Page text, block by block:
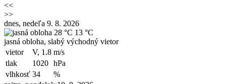
<<
>>
dnes, nedeľa 9. 8. 2026
28 °C 13 °C
jasná obloha, slabý východný vietor
vietor
V, 1.8 m/s
tlak
1020 hPa
vlhkosť 34
%